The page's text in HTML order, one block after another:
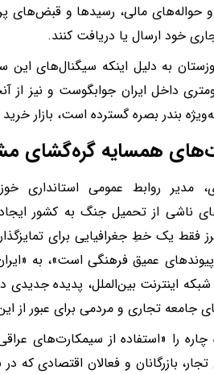
و حواله‌های مالی، رسیدها و قبض‌های
خود ارسال یا دریافت کنند.
به دلیل اینکه سیگنال‌های
داخل ایران جوابگوست و نیز از
بندر بصره گسترده است، بازار
همسایه گره‌گشای
مدیر روابط‌ عمومی استانداری
ناشی از تحمیل جنگ به کشور ایجاد
فقط یک خطِ جغرافیایی برای
عمیق فرهنگی است»، به
اینترنت بین‌الملل، پدیده
جامعه‌ تجاری و مردمی برای عبور از
چاره را «استفاده از سیمکارت‌های
تجار، بازرگانان و فعالان اقتصادی که